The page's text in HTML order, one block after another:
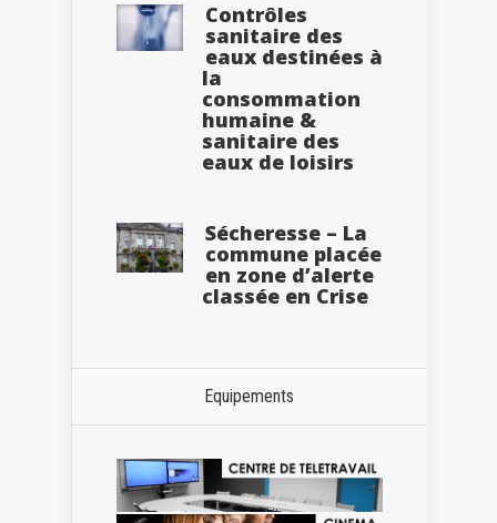
Contrôles
sanitaire des
eaux destinées à
la
consommation
humaine &
sanitaire des
eaux de loisirs
Sécheresse – La
commune placée
en zone d’alerte
classée en Crise
Equipements